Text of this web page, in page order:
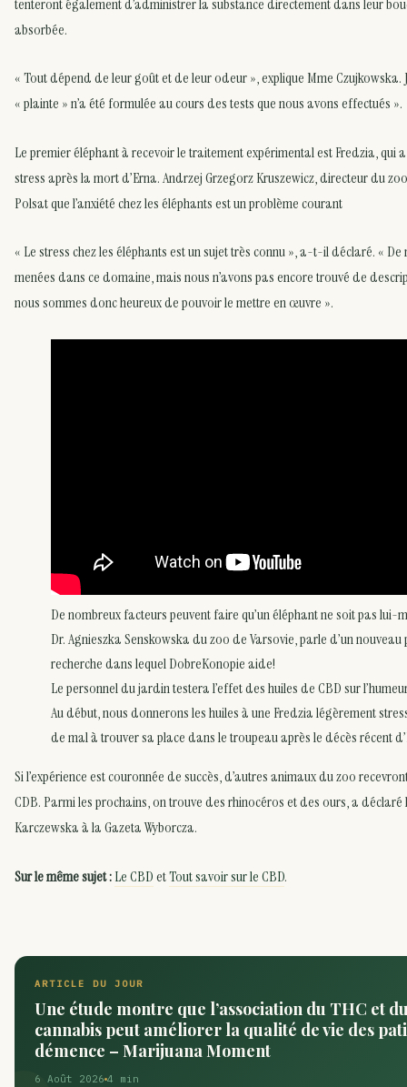
absorbée.
« Tout dépend de leur goût et de leur odeur », explique Mme Czujkowska.
« plainte » n’a été formulée au cours des tests que nous avons effectués ».
Le premier éléphant à recevoir le traitement expérimental est Fredzia, qui
stress après la mort d’Erna. Andrzej Grzegorz Kruszewicz, directeur du
Polsat que l’anxiété chez les éléphants est un problème courant
« Le stress chez les éléphants est un sujet très connu », a-t-il déclaré. «
menées dans ce domaine, mais nous n’avons pas encore trouvé de
nous sommes donc heureux de pouvoir le mettre en œuvre ».
De nombreux facteurs peuvent faire qu’un éléphant ne soit pas lui-
Dr. Agnieszka Senskowska du zoo de Varsovie, parle d’un
recherche dans lequel DobreKonopie aide!
Le personnel du jardin testera l’effet des huiles de CBD sur
Au début, nous donnerons les huiles à une Fredzia légèrement
de mal à trouver sa place dans le troupeau après le décès récent
Si l’expérience est couronnée de succès, d’autres animaux du zoo
CDB. Parmi les prochains, on trouve des rhinocéros et des ours, a
Karczewska à la Gazeta Wyborcza.
Sur le même sujet :Le CBDetTout savoir sur le CBD.
ARTICLE DU JOUR
Une étude montre que l’association du THC et
cannabis peut améliorer la qualité de vie des
démence – Marijuana Moment
6 Août 2026 4 min